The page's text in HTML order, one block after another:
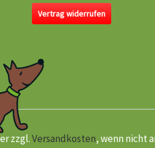
Vertrag widerrufen
zzgl.Versandkosten, wenn nicht